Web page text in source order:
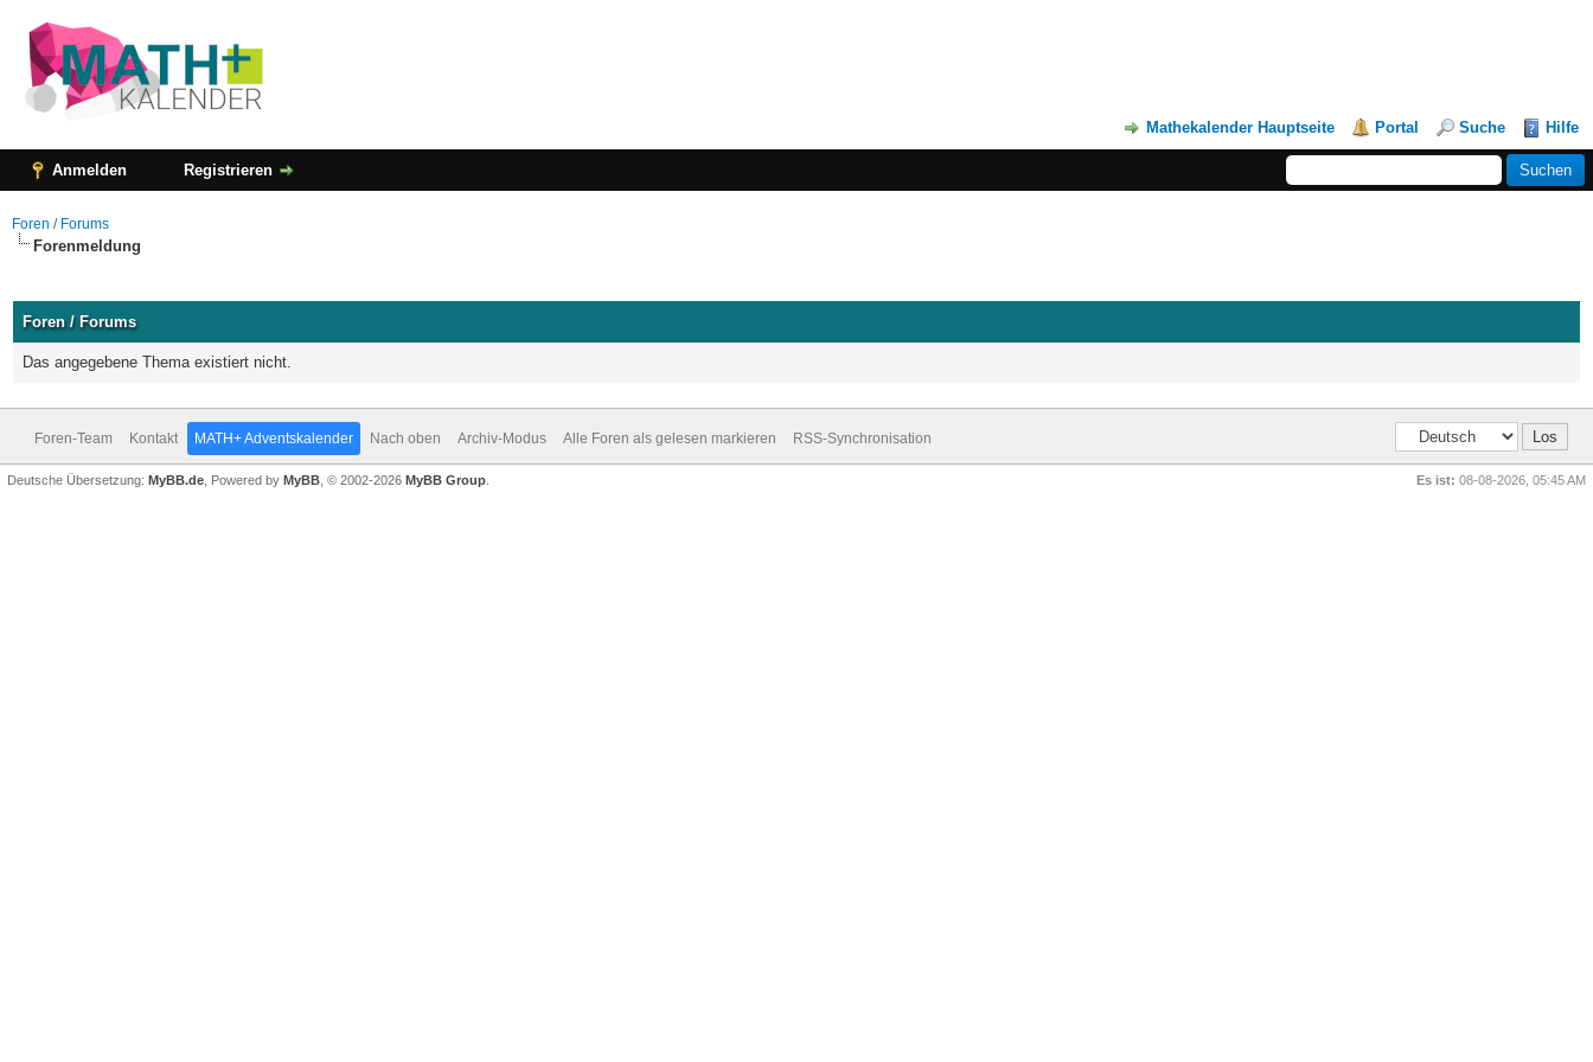
Mathekalender Hauptseite Portal Suche Hilfe
Anmelden Registrieren
Foren / Forums
Forenmeldung
Foren / Forums
Das angegebene Thema existiert nicht.
Foren-Team Kontakt MATH+ Adventskalender Nach oben Archiv-Modus Alle Foren als gelesen markieren RSS-Synchronisation
Es ist: 08-08-2026, 05:45 AM
Deutsche Übersetzung: MyBB.de , Powered by MyBB , © 2002-2026 MyBB Group